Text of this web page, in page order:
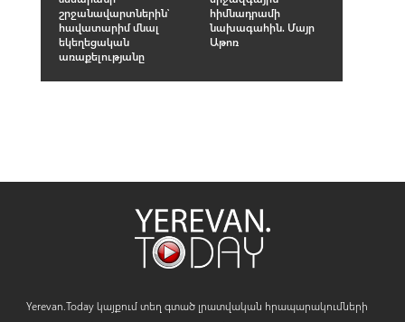
շրջանավարտներին՝
հավատարիմ մնալ
եկեղեցական
առաքելությանը
հիմնադրամի
նախագահին. Մայր
Աթոռ
Yerevan.Today կայքում տեղ գտած լրատվական հրապարակումների